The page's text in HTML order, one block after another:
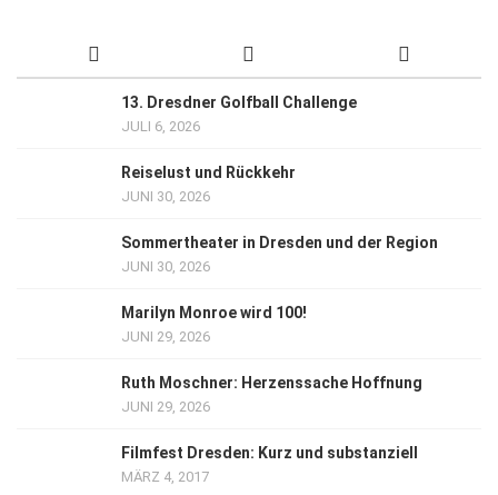
13. Dresdner Golfball Challenge
JULI 6, 2026
Reiselust und Rückkehr
JUNI 30, 2026
Sommertheater in Dresden und der Region
JUNI 30, 2026
Marilyn Monroe wird 100!
JUNI 29, 2026
Ruth Moschner: Herzenssache Hoffnung
JUNI 29, 2026
Filmfest Dresden: Kurz und substanziell
MÄRZ 4, 2017